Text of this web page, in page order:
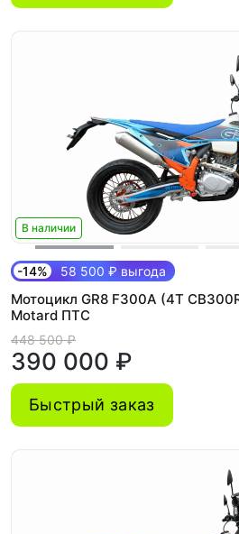
В наличии
-14% 58 500 ₽ выгода
Мотоцикл GR8 F300A (4T
Motard ПТС
448 500 ₽
390 000 ₽
Быстрый заказ